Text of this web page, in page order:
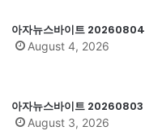
아자뉴스바이트 20260804
August 4, 2026
아자뉴스바이트 20260803
August 3, 2026